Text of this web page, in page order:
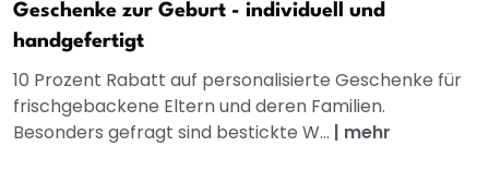
Geschenke zur Geburt - individuell und
handgefertigt
10 Prozent Rabatt auf personalisierte Geschenke für
frischgebackene Eltern und deren Familien.
Besonders gefragt sind bestickte W... | mehr